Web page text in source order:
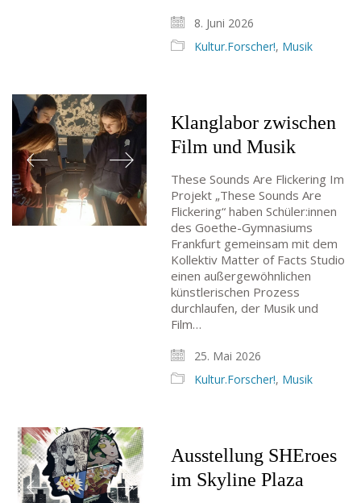
8. Juni 2026
Kultur.Forscher!, Musik
Klanglabor zwischen
Film und Musik
These Sounds Are Flickering Im
Projekt „These Sounds Are
Flickering“ haben Schüler:innen
des Goethe-Gymnasiums
Frankfurt gemeinsam mit dem
Kollektiv Matter of Facts Studio
einen außergewöhnlichen
künstlerischen Prozess
durchlaufen, der Musik und
Film…
25. Mai 2026
Kultur.Forscher!, Musik
Ausstellung SHEroes
im Skyline Plaza